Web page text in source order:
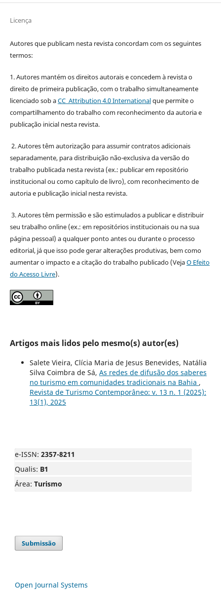
Licença
Autores que publicam nesta revista concordam com os seguintes
termos:
1. Autores mantém os direitos autorais e concedem à revista o
direito de primeira publicação, com o trabalho simultaneamente
licenciado sob aCC Attribution 4.0 Internationalque permite o
compartilhamento do trabalho com reconhecimento da autoria e
publicação inicial nesta revista.
2. Autores têm autorização para assumir contratos adicionais
separadamente, para distribuição não-exclusiva da versão do
trabalho publicada nesta revista (ex.: publicar em repositório
institucional ou como capítulo de livro), com reconhecimento de
autoria e publicação inicial nesta revista.
3. Autores têm permissão e são estimulados a publicar e distribuir
seu trabalho online (ex.: em repositórios institucionais ou na sua
página pessoal) a qualquer ponto antes ou durante o processo
editorial, já que isso pode gerar alterações produtivas, bem como
aumentar o impacto e a citação do trabalho publicado (VejaO Efeito
do Acesso Livre).
Artigos mais lidos pelo mesmo(s) autor(es)
Salete Vieira, Clícia Maria de Jesus Benevides, Natália
Silva Coimbra de Sá, As redes de difusão dos saberes
no turismo em comunidades tradicionais na Bahia ,
Revista de Turismo Contemporâneo: v. 13 n. 1 (2025):
13(1), 2025
e-ISSN: 2357-8211
Qualis: B1
Área: Turismo
Submissão
Open Journal Systems